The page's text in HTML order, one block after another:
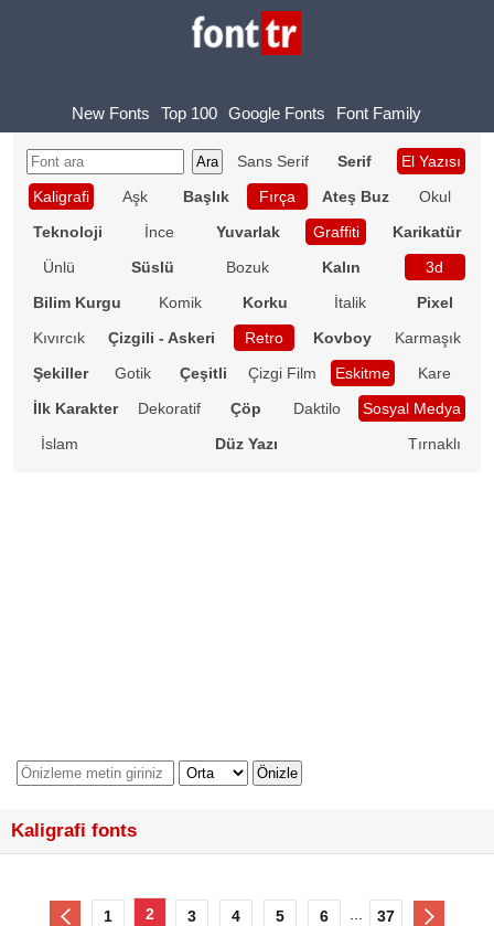
New Fonts Top 100 Google Fonts Font Family
Sans Serif Serif
El Yazısı
Kaligrafi
Aşk Başlık Fırça Ateş Buz
Okul
Teknoloji
İnce Yuvarlak Graffiti
Karikatür
Ünlü
Süslü Bozuk Kalın
3d
Bilim Kurgu
Komik Korku İtalik
Pixel
Kıvırcık
Çizgili - Askeri Retro Kovboy
Karmaşık
Şekiller
Gotik Çeşitli Çizgi Film Eskitme
Kare
İlk Karakter
Dekoratif Çöp Daktilo
Sosyal Medya
İslam
Düz Yazı Tırnaklı
Kaligrafi fonts
1 2 3 4 5 6 37